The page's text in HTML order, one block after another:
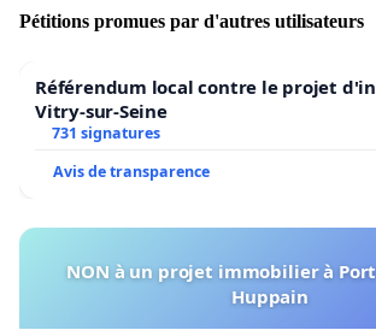
Pétitions promues par d'autres utilisateurs
Référendum local contre le projet
Vitry-sur-Seine
731 signatures
Avis de transparence
NON à un projet immobilier à
Huppain